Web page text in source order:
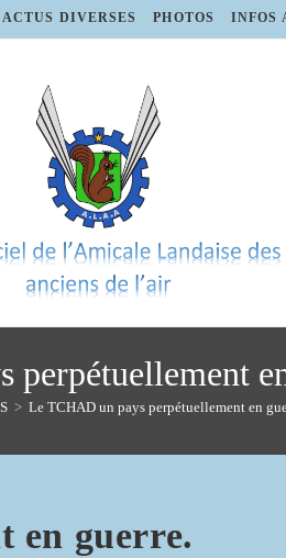
ACTUS DIVERSES PHOTOS INFOS
perpétuellement
> Le TCHAD un pays perpétuellement en
en guerre.